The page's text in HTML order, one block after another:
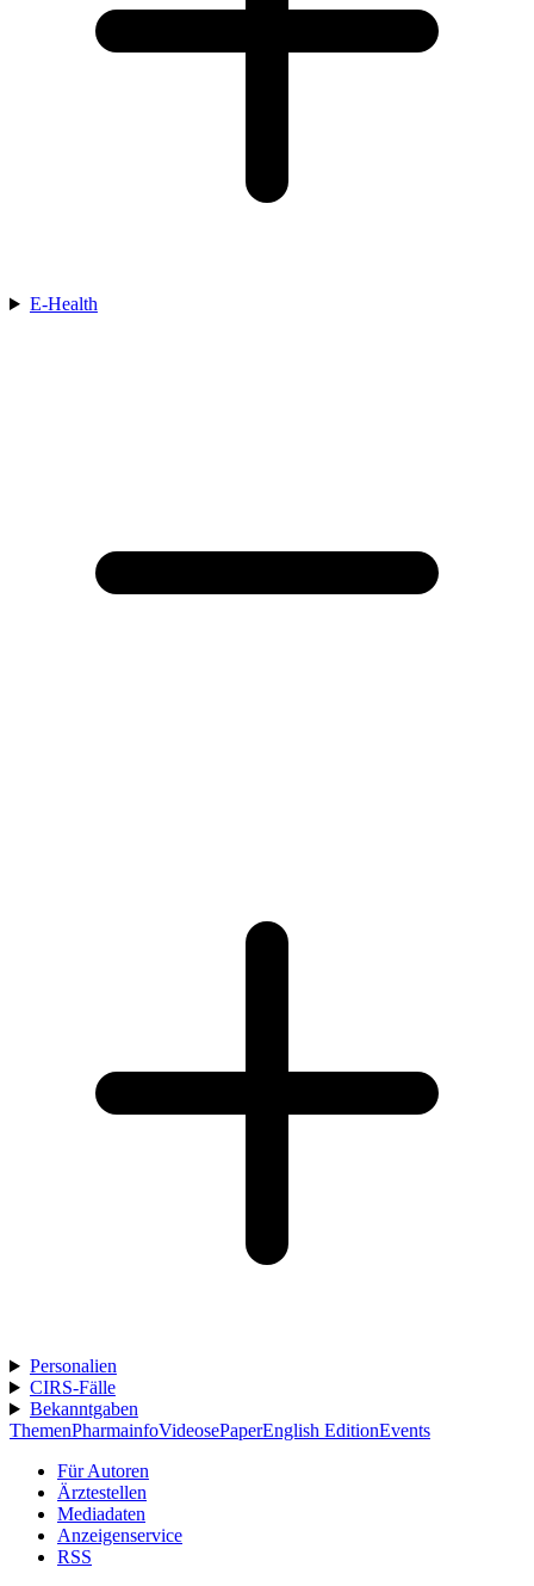
E-Health
Personalien
CIRS-Fälle
Bekanntgaben
ThemenPharmainfoVideosePaperEnglish EditionEvents
Für Autoren
Ärztestellen
Mediadaten
Anzeigenservice
RSS